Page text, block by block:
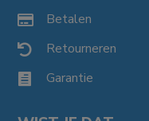
 Betalen
 Retourneren
 Garantie